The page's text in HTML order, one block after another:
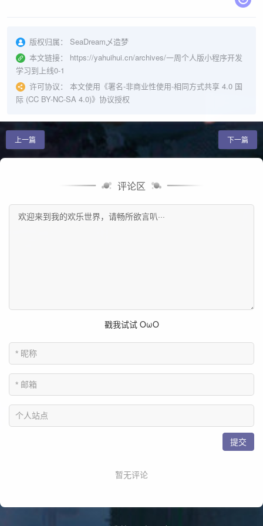
版权归属：
SeaDream乄造梦
本文链接：
https://yahuihui.cn/archives/一周个人版小程序开发
学习到上线0-1
许可协议：
本文使用《署名-非商业性使用-相同方式共享 4.0 国
际 (CC BY-NC-SA 4.0)》协议授权
上一篇 下一篇
评论区